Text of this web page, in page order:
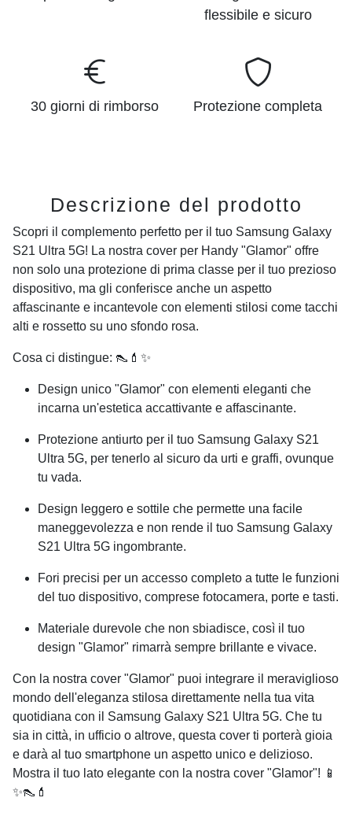
flessibile e sicuro
30 giorni di rimborso Protezione completa
Descrizione del prodotto
Scopri il complemento perfetto per il tuo Samsung Galaxy
S21 Ultra 5G! La nostra cover per Handy "Glamor" offre
non solo una protezione di prima classe per il tuo prezioso
dispositivo, ma gli conferisce anche un aspetto
affascinante e incantevole con elementi stilosi come tacchi
alti e rossetto su uno sfondo rosa.
Cosa ci distingue: 👠💄✨
Design unico "Glamor" con elementi eleganti che
incarna un'estetica accattivante e affascinante.
Protezione antiurto per il tuo Samsung Galaxy S21
Ultra 5G, per tenerlo al sicuro da urti e graffi, ovunque
tu vada.
Design leggero e sottile che permette una facile
maneggevolezza e non rende il tuo Samsung Galaxy
S21 Ultra 5G ingombrante.
Fori precisi per un accesso completo a tutte le funzioni
del tuo dispositivo, comprese fotocamera, porte e tasti.
Materiale durevole che non sbiadisce, così il tuo
design "Glamor" rimarrà sempre brillante e vivace.
Con la nostra cover "Glamor" puoi integrare il meraviglioso
mondo dell'eleganza stilosa direttamente nella tua vita
quotidiana con il Samsung Galaxy S21 Ultra 5G. Che tu
sia in città, in ufficio o altrove, questa cover ti porterà gioia
e darà al tuo smartphone un aspetto unico e delizioso.
Mostra il tuo lato elegante con la nostra cover "Glamor"! 📱
✨👠💄